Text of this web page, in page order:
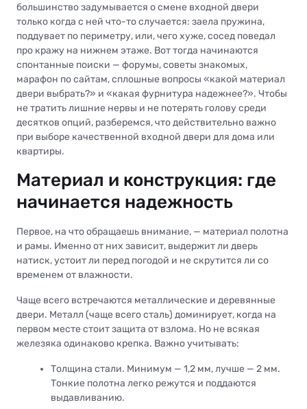
большинство задумывается о смене входной двери
только когда с ней что-то случается: заела пружина,
поддувает по периметру, или, чего хуже, сосед поведал
про кражу на нижнем этаже. Вот тогда начинаются
спонтанные поиски — форумы, советы знакомых,
марафон по сайтам, сплошные вопросы «какой материал
двери выбрать?» и «какая фурнитура надежнее?». Чтобы
не тратить лишние нервы и не потерять голову среди
десятков опций, разберемся, что действительно важно
при выборе качественной входной двери для дома или
квартиры.
Материал и конструкция: где
начинается надежность
Первое, на что обращаешь внимание, — материал полотна
и рамы. Именно от них зависит, выдержит ли дверь
натиск, устоит ли перед погодой и не скрутится ли со
временем от влажности.
Чаще всего встречаются металлические и деревянные
двери. Металл (чаще всего сталь) доминирует, когда на
первом месте стоит защита от взлома. Но не всякая
железяка одинаково крепка. Важно учитывать:
Толщина стали. Минимум — 1,2 мм, лучше — 2 мм.
Тонкие полотна легко режутся и поддаются
выдавливанию.